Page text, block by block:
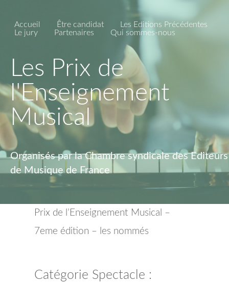
Accueil Être candidat
Les Editions Précédentes
Le jury
Partenaires Qui sommes-nous
Les Prix de
l'Enseignement
Musical
Organisés par la Chambre syndicale des Editeurs
de Musique de France
Prix de l’Enseignement Musical –
7eme édition – les nommés
Catégorie Spectacle :